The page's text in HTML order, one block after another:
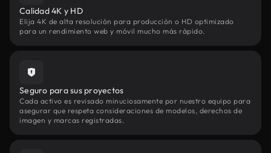
Calidad 4K y HD
Elija 4K de alta resolución para producción o HD optimizado
para un rendimiento web y móvil mucho más rápido.
Seguro para sus proyectos
Cada activo es revisado minuciosamente por nuestro equipo para
asegurar que respeta consideraciones de modelos, derechos de
imagen y marcas registradas.